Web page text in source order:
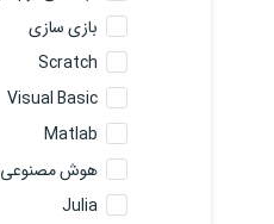
بازی سازی
Scratch
Visual Basic
Matlab
هوش مصنوعی
Julia